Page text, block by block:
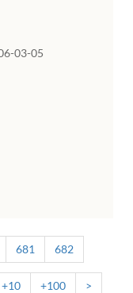
03-05
681 682
+10 +100 >